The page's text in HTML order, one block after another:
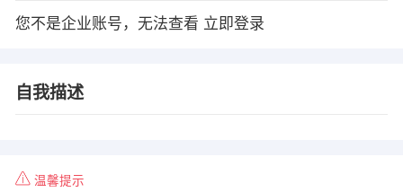
您不是企业账号，无法查看 立即登录
自我描述
温馨提示